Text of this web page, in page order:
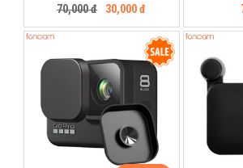
70,000 đ 30,000 đ